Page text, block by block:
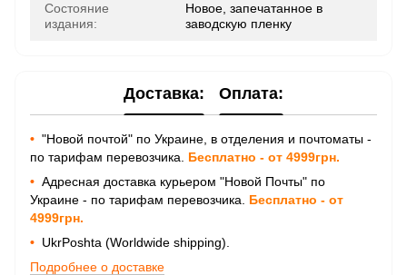
Состояние
издания:
Новое, запечатанное в
заводскую пленку
Доставка: Оплата:
• "Новой почтой" по Украине, в отделения и почтоматы -
по тарифам перевозчика. Бесплатно - от 4999грн.
• Адресная доставка курьером "Новой Почты" по
Украине - по тарифам перевозчика. Бесплатно - от
4999грн.
• UkrPoshta (Worldwide shipping).
Подробнее о доставке